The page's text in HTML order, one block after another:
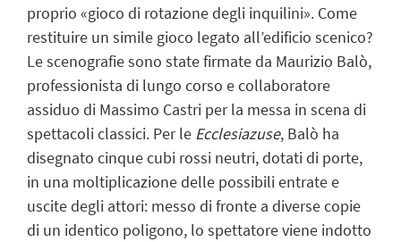
proprio «gioco di rotazione degli inquilini». Come
restituire un simile gioco legato all’edificio scenico?
Le scenografie sono state firmate da Maurizio Balò,
professionista di lungo corso e collaboratore
assiduo di Massimo Castri per la messa in scena di
spettacoli classici. Per le Ecclesiazuse, Balò ha
disegnato cinque cubi rossi neutri, dotati di porte,
in una moltiplicazione delle possibili entrate e
uscite degli attori: messo di fronte a diverse copie
di un identico poligono, lo spettatore viene indotto